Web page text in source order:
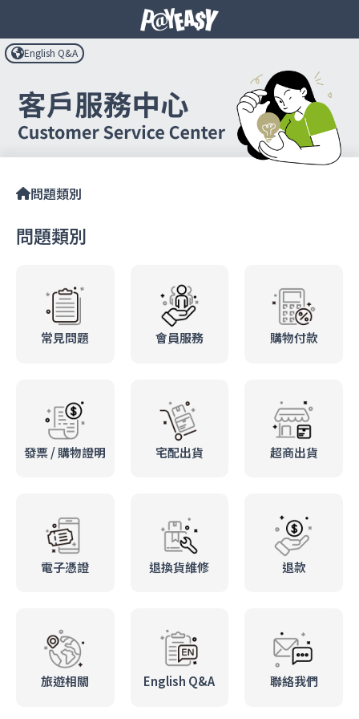
English Q&A
問題類別
問題類別
常見問題 會員服務 購物付款
發票 / 購物證明 宅配出貨 超商出貨
電子憑證 退換貨維修 退款
旅遊相關 English Q&A 聯絡我們